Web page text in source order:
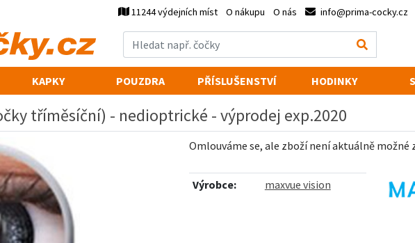
11244 výdejních míst O nákupu O nás info@prima-cocky.cz
KAPKY POUZDRA PŘÍSLUŠENSTVÍ HODINKY
tříměsíční) - nedioptrické - výprodej exp.2020
Omlouváme se, ale zboží není aktuálně možné
Výrobce: maxvue vision